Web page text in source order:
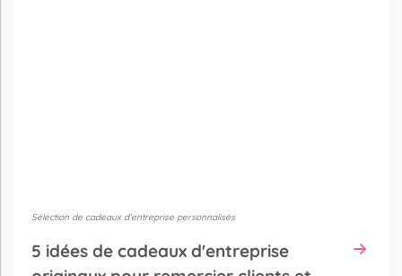
Sélection de cadeaux d'entreprise personnalisés
5 idées de cadeaux d'entreprise